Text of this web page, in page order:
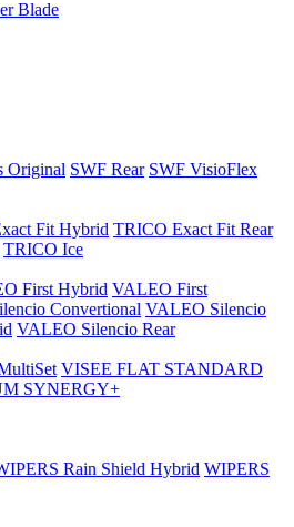
Blade
Original SWF Rear SWF VisioFlex
Fit Hybrid TRICO Exact Fit Rear
TRICO Ice
First Hybrid VALEO First
Convertional VALEO Silencio
VALEO Silencio Rear
VISEE FLAT STANDARD
SYNERGY+
Rain Shield Hybrid WIPERS